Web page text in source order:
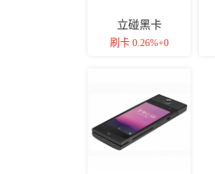
立碰黑卡
刷卡 0.26%+0